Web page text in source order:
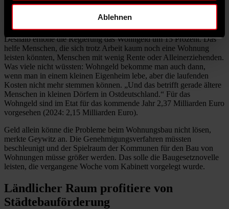
Ablehnen
„Die Wohnungen, die heute gefördert werden, stehen natürlich erst
zu einem späteren Zeitpunkt“, erklärte die Sozialdemokratin.
Deshalb erhöhe die Regierung das Wohngeld um 15 Prozent. Das
helfe Menschen, die sich trotz Arbeit kaum noch eine Wohnung
leisten könnten, Menschen mit wenig Rente oder Alleinerziehenden.
Was viele nicht wüssten: Wohngeld bekomme man auch dann,
wenn man in einem kleinen Eigenheim lebe, aber die laufenden
Kosten nicht mehr stemmen können. „Und das betrifft gerade ältere
Menschen in kleinen Dörfern in Ostdeutschland.“ Für das
Wohngeld sind im Etat für das kommende Jahr 2,37 Milliarden Euro
vorgesehen (2024: 2,15 Milliarden Euro).
Geld allein könne die Probleme beim Wohnungsbau nicht lösen,
merkte Geywitz an. Die Genehmigungsverfahren müssten
beschleunigt und der Spielraum der Kommunen für den Bau von
Wohnungen müsse größer werden. Das solle die Baugesetznovelle
leisten, die vergangene Woche vom Kabinett vorgelegt wurde.
Ländlicher Raum profitiere von
Städtebauförderung